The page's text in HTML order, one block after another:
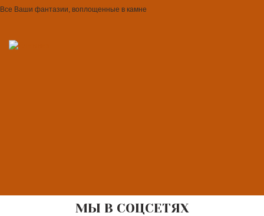
Все Ваши фантазии, воплощенные в камне
МЫ В СОЦСЕТЯХ